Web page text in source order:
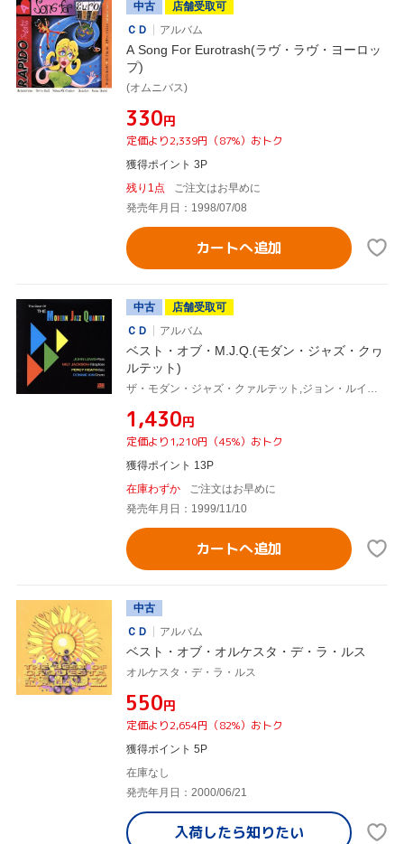
中古
店舗受取可
ＣＤ
アルバム
A Song For Eurotrash(ラヴ・ラヴ・ヨーロッ
プ)
(オムニバス)
¥330円
定価より2,339円（87%）おトク
獲得ポイント 3P
残り1点
ご注文はお早めに
発売年月日：1998/07/08
カートへ追加
中古
店舗受取可
ＣＤ
アルバム
ベスト・オブ・M.J.Q.(モダン・ジャズ・クヮ
ルテット)
¥1,430円
定価より1,210円（45%）おトク
獲得ポイント 13P
在庫わずか
ご注文はお早めに
発売年月日：1999/11/10
カートへ追加
中古
ＣＤ
アルバム
ベスト・オブ・オルケスタ・デ・ラ・ルス
オルケスタ・デ・ラ・ルス
¥550円
定価より2,654円（82%）おトク
獲得ポイント 5P
在庫なし
発売年月日：2000/06/21
入荷したら知りたい